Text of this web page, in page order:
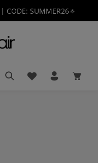
CODE: SUMMER26🔅
Du hast 0